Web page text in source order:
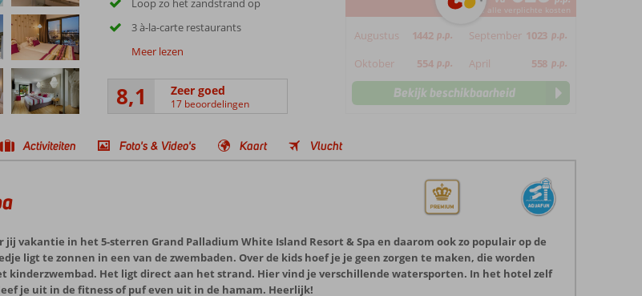
Loop zo het zandstrand op
3 à-la-carte restaurants
Meer lezen
8,1 Zeer goed
17 beoordelingen
*incl. alle verplichte kosten
Augustus 1442 p.p. September 1023 p.p.
Oktober 554 p.p. April 558 p.p.
Bekijk beschikbaarheid
Activiteiten Foto's & Video's Kaart Vlucht
vakantie in het 5-sterren Grand Palladium White Island Resort & Spa en daarom ook zo populair op de
ligt te zonnen in een van de zwembaden. Over de kids hoef je je geen zorgen te maken, die worden
Het ligt direct aan het strand. Hier vind je verschillende watersporten. In het hotel zelf
je uit in de fitness of puf even uit in de hamam. Heerlijk!